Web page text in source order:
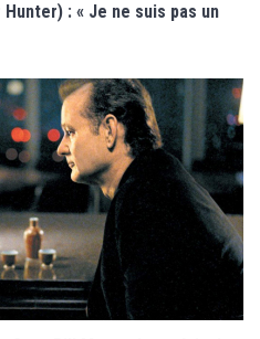
: « Je ne suis pas un